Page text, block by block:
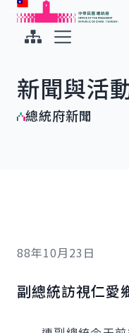
跳到主要內容
中華民國總統府
新聞與活
總統府新聞
88年10月23日
副總統訪視仁愛